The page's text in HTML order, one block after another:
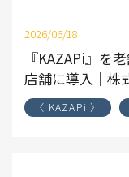
2026/06/18
『KAZAPi』を
店舗に導入｜株
〈 KAZAPi 〉